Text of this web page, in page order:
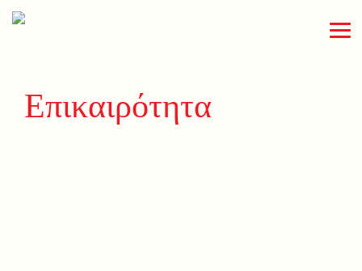
Επικαιρότητα